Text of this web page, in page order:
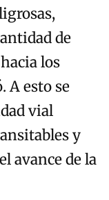
de
los
A esto se
vial
y
avance de la